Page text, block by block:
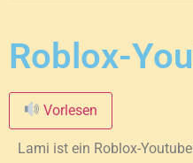
Roblox-
Vorlesen
Lami ist ein Roblox-